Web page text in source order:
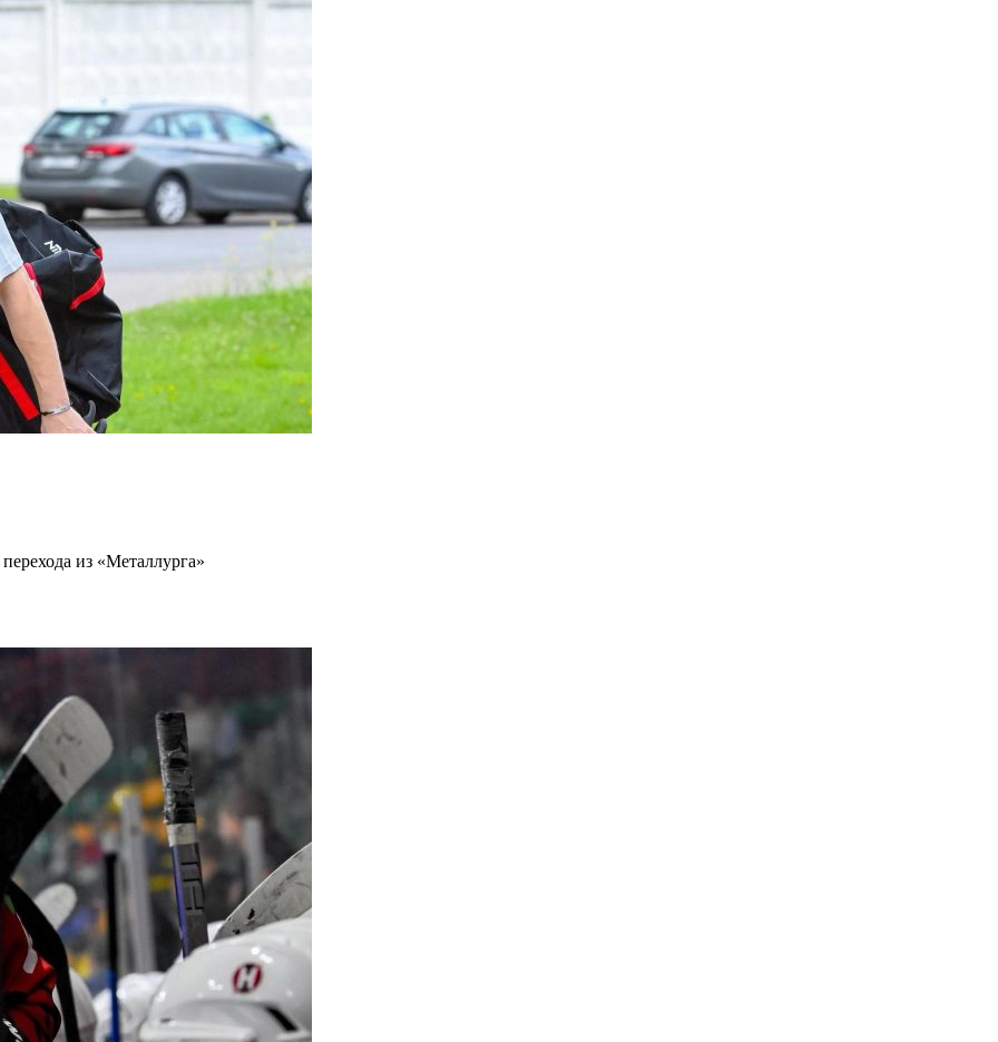
из «Металлурга»